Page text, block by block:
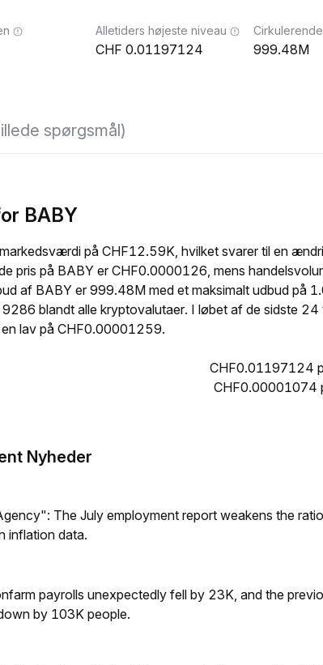
Alletiders højeste niveau
0.01197124 999.48M
spørgsmål)
BABY
på CHF12.59K, hvilket svarer til en
pris på BABY er CHF0.0000126, mens
af BABY er 999.48M med et maksimalt udbud på
blandt alle kryptovalutaer. I løbet af de sidste 24
lav på CHF0.00001259.
CHF0.01197124
CHF0.00001074
Nyheder
The July employment report weakens the
inflation data.
payrolls unexpectedly fell by 23K, and the
by 103K people.